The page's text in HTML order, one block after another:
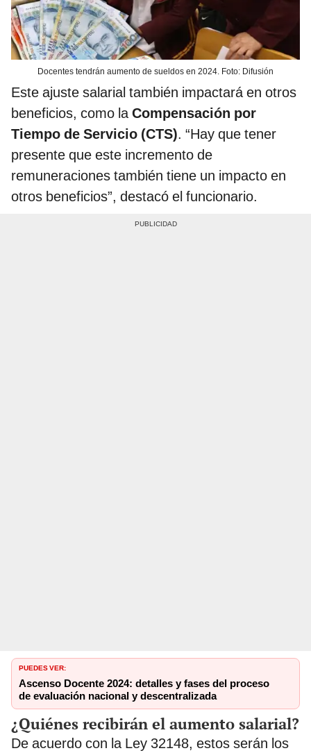
Docentes tendrán aumento de sueldos en 2024. Foto: Difusión
Este ajuste salarial también impactará en otros
beneficios, como laCompensación por
Tiempo de Servicio (CTS). “Hay que tener
presente que este incremento de
remuneraciones también tiene un impacto en
otros beneficios”, destacó el funcionario.
PUEDES VER:
Ascenso Docente 2024: detalles y fases del proceso
de evaluación nacional y descentralizada
¿Quiénes recibirán el aumento salarial?
De acuerdo con la Ley 32148, estos serán los